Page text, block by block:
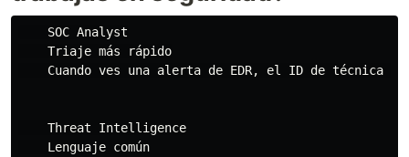
    SOC Analyst
    Triaje más rápido
Cuando ves una alerta de EDR, el ID de técnica
    Threat Intelligence
    Lenguaje común